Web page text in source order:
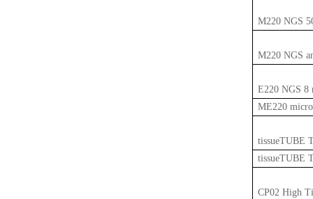
M220 NGS
M220 NGS
E220 NGS
ME220
tissueTUBE
tissueTUBE
CP02 High